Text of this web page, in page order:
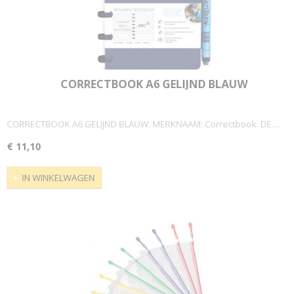
CORRECTBOOK A6 GELIJND BLAUW
CORRECTBOOK A6 GELIJND BLAUW. MERKNAAM: Correctbook. DE…
€ 11,10
IN WINKELWAGEN